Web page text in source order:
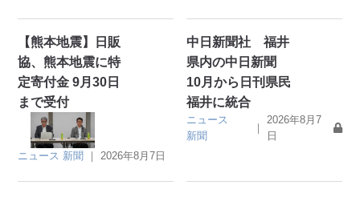
【熊本地震】日販
協、熊本地震に特
定寄付金 9月30日
まで受付
ニュース 新聞 ｜2026年8月7日
中日新聞社 福井
県内の中日新聞
10月から日刊県民
福井に統合
ニュース
新聞
｜
2026年8月7
日